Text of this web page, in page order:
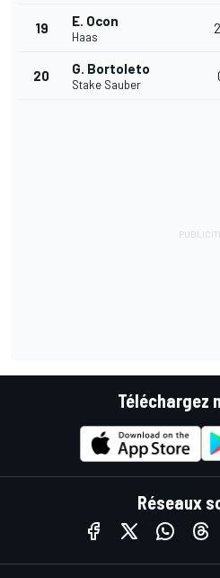
19 E. Ocon
Haas
20 G. Bortoleto
Stake Sauber
Téléchargez
Réseaux